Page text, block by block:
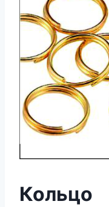
Кольцо